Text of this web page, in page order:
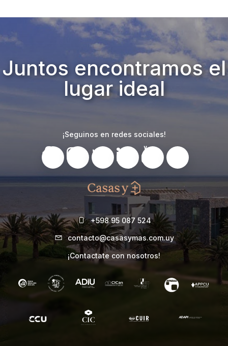
Juntos encontramos el
lugar ideal
¡Seguinos en redes sociales!
+598 95 087 524
contacto@casasymas.com.uy
¡Contactate con nosotros!